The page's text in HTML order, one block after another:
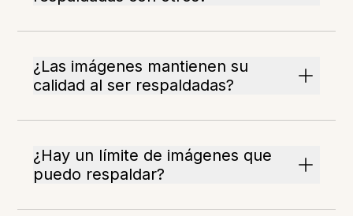
¿Las imágenes mantienen su
calidad al ser respaldadas?
¿Hay un límite de imágenes que
puedo respaldar?